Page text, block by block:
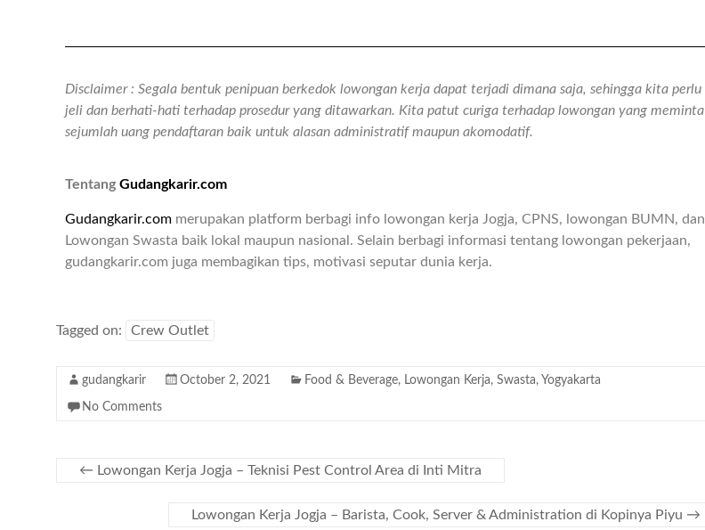
Disclaimer : Segala bentuk penipuan berkedok lowongan kerja dapat terjadi dimana saja, sehingga kita perlu
jeli dan berhati-hati terhadap prosedur yang ditawarkan. Kita patut curiga terhadap lowongan yang meminta
sejumlah uang pendaftaran baik untuk alasan administratif maupun akomodatif.
Tentang Gudangkarir.com
Gudangkarir.com merupakan platform berbagi info lowongan kerja Jogja, CPNS, lowongan BUMN, dan
Lowongan Swasta baik lokal maupun nasional. Selain berbagi informasi tentang lowongan pekerjaan,
gudangkarir.com juga membagikan tips, motivasi seputar dunia kerja.
Tagged on: Crew Outlet
gudangkarir October 2, 2021 Food & Beverage, Lowongan Kerja, Swasta, Yogyakarta
No Comments
← Lowongan Kerja Jogja – Teknisi Pest Control Area di Inti Mitra
Lowongan Kerja Jogja – Barista, Cook, Server & Administration di Kopinya Piyu →